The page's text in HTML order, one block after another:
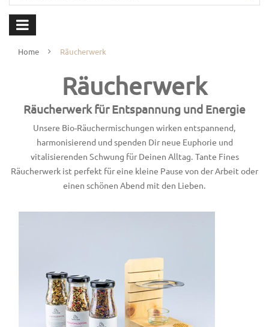
Home Räucherwerk
Räucherwerk
Räucherwerk für Entspannung und Energie
Unsere Bio-Räuchermischungen wirken entspannend,
harmonisierend und spenden Dir neue Euphorie und
vitalisierenden Schwung für Deinen Alltag. Tante Fines
Räucherwerk ist perfekt für eine kleine Pause von der Arbeit oder
einen schönen Abend mit den Lieben.